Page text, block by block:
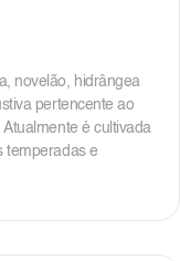
novelão, hidrângea
pertencente ao
é cultivada
temperadas e